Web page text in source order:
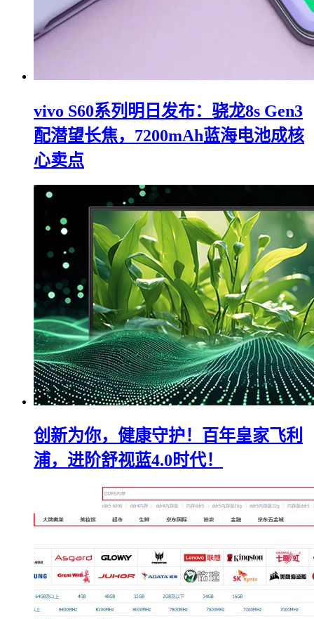
vivo S60系列明日发布：骁龙8s Gen3
配潜望长焦，7200mAh蓝海电池成核
心卖点
创新为你，健康守护！百年皇家飞利
浦，进阶舒视蓝4.0时代！